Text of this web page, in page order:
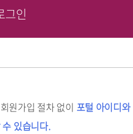
원가입 절차 없이 포털 아이디와
있습니다.